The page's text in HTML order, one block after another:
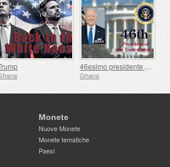
46esimo presidente degli Stati Uniti - Joseph Biden
Ghana
Monete
Nuove Monete
Monete tematiche
Paesi